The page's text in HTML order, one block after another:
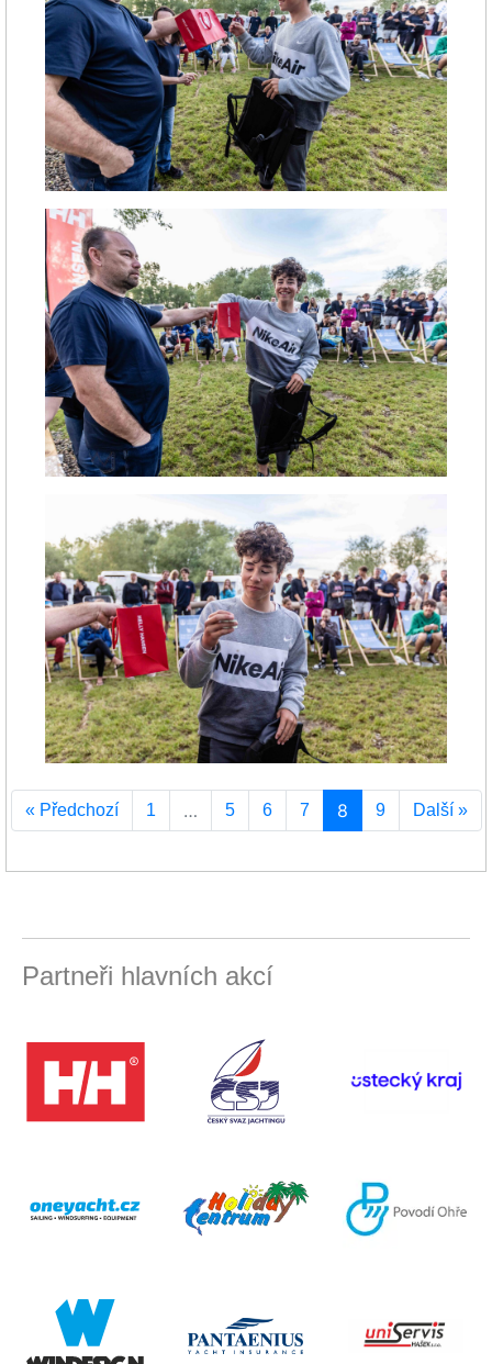
« Předchozí 1 … 5 6 7 8 9 Další »
Partneři hlavních akcí